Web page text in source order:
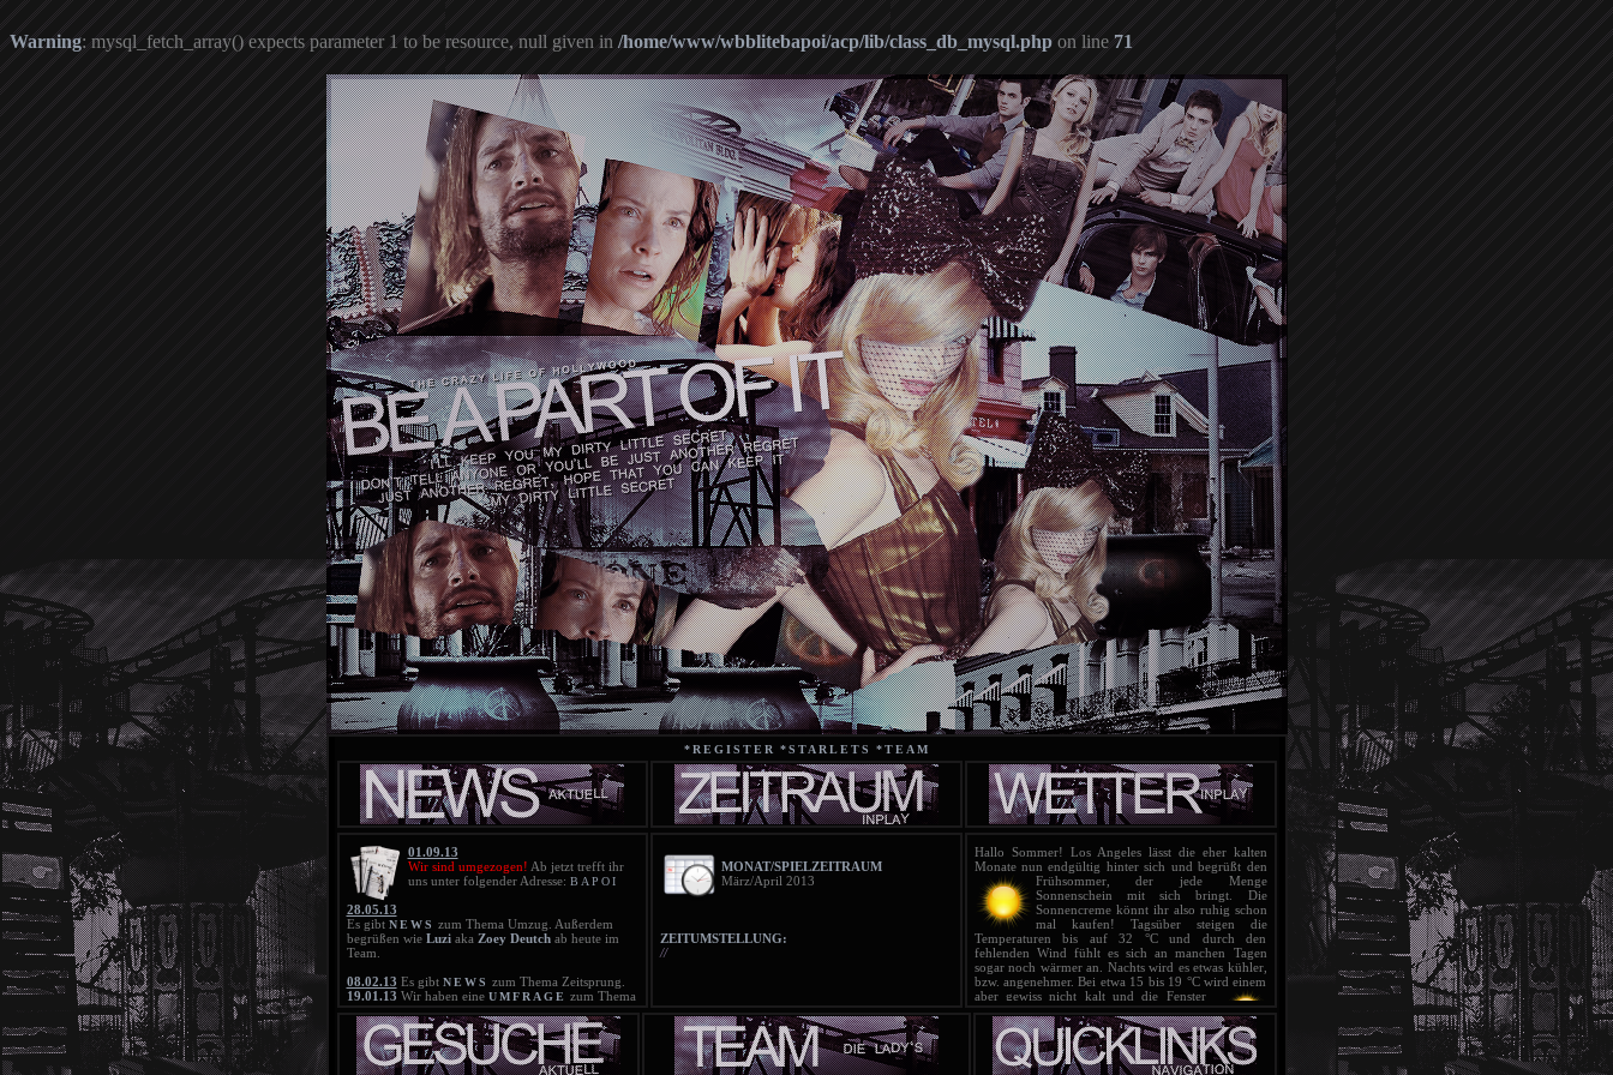
Warning: mysql_fetch_array() expects parameter 1 to be resource, null given in /home/www/wbblitebapoi/acp/lib/class_db_mysql.php on line 71
*REGISTER *STARLETS *TEAM
01.09.13
Wir sind umgezogen! Ab jetzt trefft ihr
uns unter folgender Adresse: BAPOI
28.05.13
Es gibt NEWS zum Thema Umzug. Außerdem
begrüßen wie Luziaka Zoey Deutchab heute im
Team.
08.02.13 Es gibt NEWS zum Thema Zeitsprung.
19.01.13 Wir haben eine UMFRAGE zum Thema
18.01.13Die neueBLACKLISTist online!
21.11.12Die neueBLACKLISTist online!
25.10.12Die Blacklist wurde gelöscht!
20.10.12Die neueBLACKLISTist online!
MONAT/SPIELZEITRAUM
März/April 2013
ZEITUMSTELLUNG:
//
Hallo Sommer! Los Angeles lässt die eher kalten
Monate nun endgültig hinter sich und begrüßt den
Frühsommer, der jede Menge
Sonnenschein mit sich bringt. Die
Sonnencreme könnt ihr also ruhig schon
mal kaufen! Tagsüber steigen die
Temperaturen bis auf 32 °C und durch den
fehlenden Wind fühlt es sich an manchen Tagen
sogar noch wärmer an. Nachts wird es etwas kühler,
bzw. angenehmer. Bei etwa 15 bis 19 °C wird einem
aber gewiss nicht kalt und die Fenster
sollte auch mit Unwettern und
Regenschauern gerechnet werden, die
sich bei dem warmen Wetter relativ leicht
entwickeln. Insgesamt blickt Los Angeles aber auf